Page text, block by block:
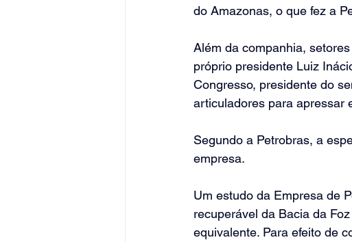
do Amazonas, o que fez a
Além da companhia,
próprio presidente Luiz
Congresso, presidente do
articuladores para apressar
Segundo a Petrobras, a
empresa.
Um estudo da Empresa de
recuperável da Bacia da
equivalente. Para efeito de